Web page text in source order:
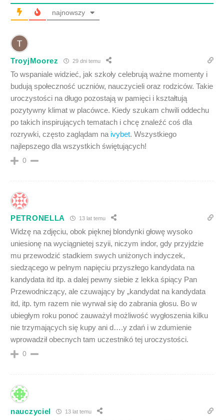
najnowszy
TroyjMoorez 29 dni temu
To wspaniale widzieć, jak szkoły celebrują ważne momenty i
budują społeczność uczniów, nauczycieli oraz rodziców. Takie
uroczystości na długo pozostają w pamięci i kształtują
pozytywny klimat w placówce. Kiedy szukam chwili oddechu
po takich inspirujących tematach i chcę znaleźć coś dla
rozrywki, często zaglądam na ivybet. Wszystkiego
najlepszego dla wszystkich świętujących!
0
PETRONELLA 13 lat temu
Widzę na zdjęciu, obok pięknej blondynki głowę wysoko
uniesionę na wyciągnietej szyii, niczym indor, gdy przyjdzie
mu przewodzić stadkiem swych uniżonych indyczek,
siedzącego w pelnym napięciu przyszłego kandydata na
kandydata itd itp. a dalej pewny siebie z lekka śpiący Pan
Przewodniczący, ale czuwający by „kandydat na kandydata
itd, itp. tym razem nie wyrwał się do zabrania głosu. Bo w
ubiegłym roku ponoć zauważył możliwość wygłoszenia kilku
nie trzymających się kupy ani d….y zdań i w zdumienie
wprowadził obecnych tam uczestnikó tej uroczystości.
0
nauczyciel 13 lat temu